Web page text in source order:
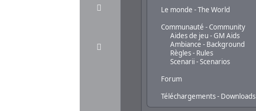
Le monde - The World
Communauté - Community
Aides de jeu - GM Aids
Ambiance - Background
Règles - Rules
Scenarii - Scenarios
Forum
Téléchargements - Downloads